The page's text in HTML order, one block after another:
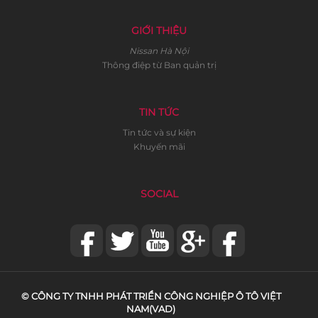
GIỚI THIỆU
Nissan Hà Nội
Thông điệp từ Ban quản trị
TIN TỨC
Tin tức và sự kiện
Khuyến mãi
SOCIAL
© CÔNG TY TNHH PHÁT TRIỂN CÔNG NGHIỆP Ô TÔ VIỆT
NAM(VAD)